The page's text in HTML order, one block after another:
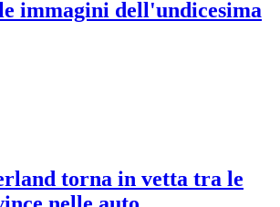
immagini dell'undicesima
torna in vetta tra le